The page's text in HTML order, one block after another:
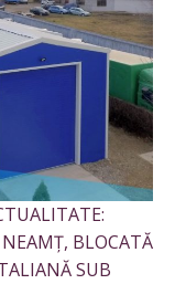
BLOCATĂ
SUB